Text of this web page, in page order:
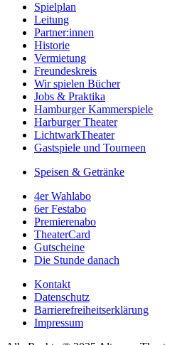
Spielplan
Leitung
Partner:innen
Historie
Vermietung
Freundeskreis
Wir spielen Bücher
Jobs & Praktika
Hamburger Kammerspiele
Harburger Theater
LichtwarkTheater
Gastspiele und Tourneen
Speisen & Getränke
4er Wahlabo
6er Festabo
Premierenabo
TheaterCard
Gutscheine
Die Stunde danach
Kontakt
Datenschutz
Barrierefreiheitserklärung
Impressum